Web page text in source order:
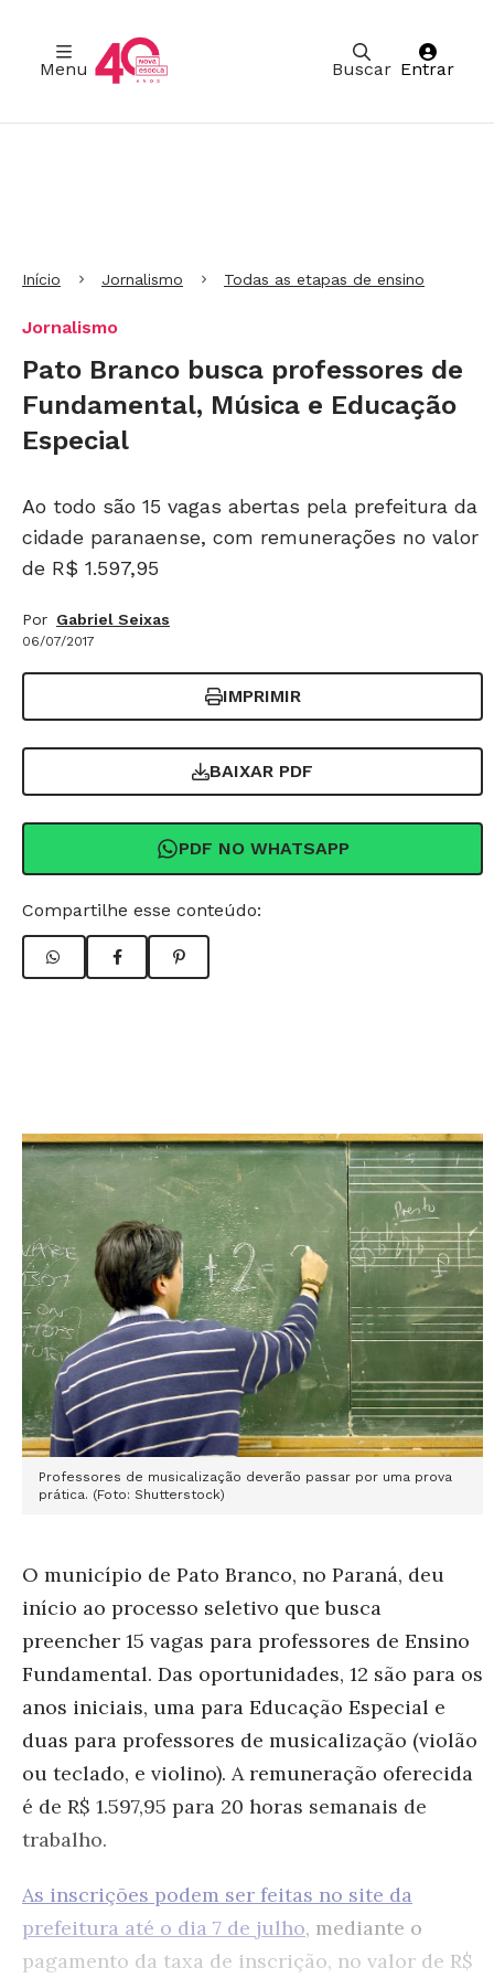
Buscar
Menu Entrar
Início Jornalismo Todas as etapas de ensino
Jornalismo
Pato Branco busca professores de
Fundamental, Música e Educação
Especial
Ao todo são 15 vagas abertas pela prefeitura da
cidade paranaense, com remunerações no valor
de R$ 1.597,95
Por Gabriel Seixas
06/07/2017
IMPRIMIR
BAIXAR PDF
PDF NO WHATSAPP
Compartilhe esse conteúdo:
Professores de musicalização deverão passar por uma prova
prática. (Foto: Shutterstock)
O município de Pato Branco, no Paraná, deu
início ao processo seletivo que busca
preencher 15 vagas para professores de Ensino
Fundamental. Das oportunidades, 12 são para os
anos iniciais, uma para Educação Especial e
duas para professores de musicalização (violão
ou teclado, e violino). A remuneração oferecida
é de R$ 1.597,95 para 20 horas semanais de
trabalho.
As inscrições podem ser feitas no site da
prefeitura até o dia 7 de julho, mediante o
pagamento da taxa de inscrição, no valor de R$